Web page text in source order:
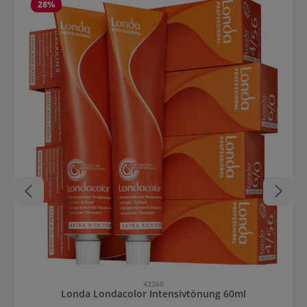
28%
42260
Londa Londacolor Intensivtönung 60ml